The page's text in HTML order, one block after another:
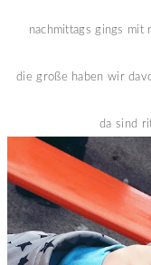
nachmittags gings mit
die große haben wir
da sind